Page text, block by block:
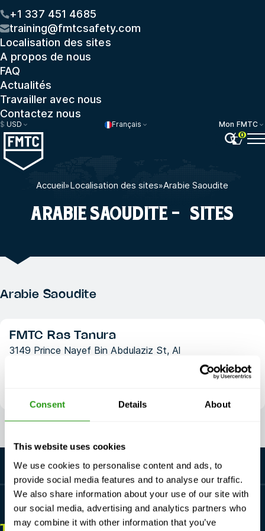
Consent Details About
This website uses cookies
We use cookies to personalise content and ads, to
provide social media features and to analyse our traffic.
We also share information about your use of our site with
our social media, advertising and analytics partners who
may combine it with other information that you’ve
+1 337 451 4685
training@fmtcsafety.com
Localisation des sites
A propos de nous
FAQ
Actualités
Travailler avec nous
Contactez nous
$ USD Français
Mon FMTC
0
Accueil»Localisation des sites»Arabie Saoudite
ARABIE SAOUDITE - SITES
Arabie Saoudite
FMTC Ras Tanura
3149 Prince Nayef Bin Abdulaziz St, Al
TOUJOURSICI POUR VOUS